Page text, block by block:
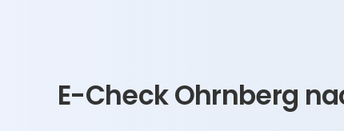
E-Check Ohrnberg